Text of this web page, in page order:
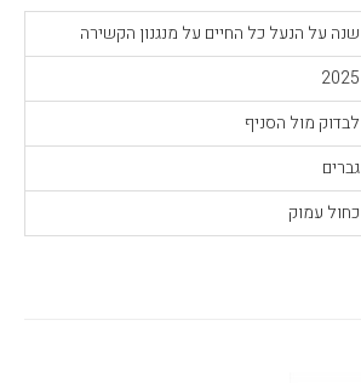
שנה על הנעל כל החיים על מנגנון הקשירה
2025
לבדוק מול הסניף
גברים
כחול עמוק